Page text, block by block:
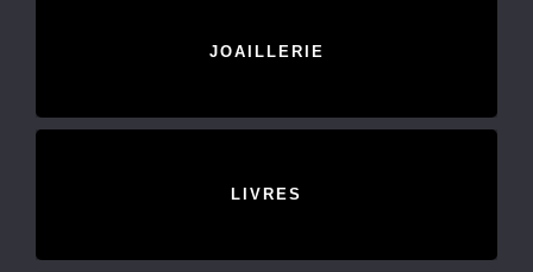
JOAILLERIE
LIVRES